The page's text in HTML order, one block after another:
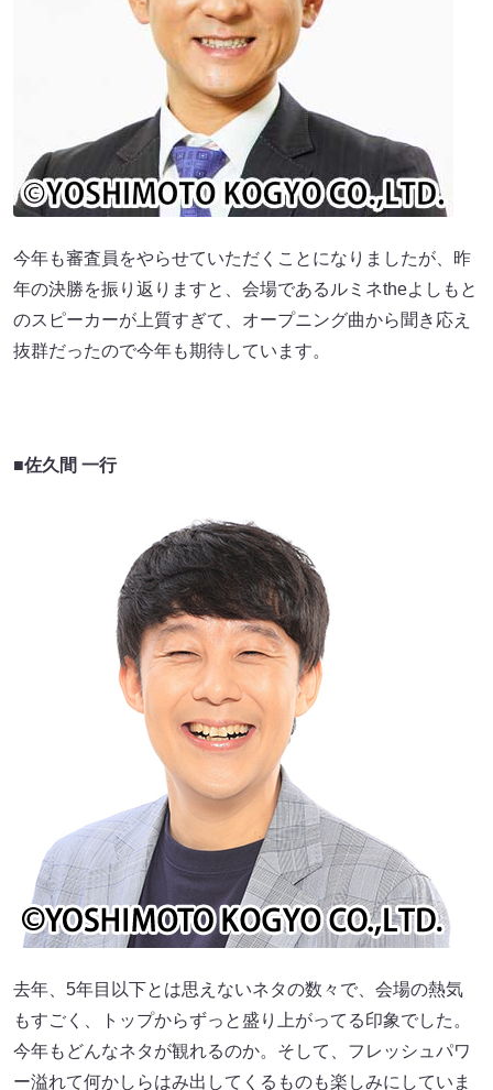
今年も審査員をやらせていただくことになりましたが、昨
年の決勝を振り返りますと、会場であるルミネtheよしもと
のスピーカーが上質すぎて、オープニング曲から聞き応え
抜群だったので今年も期待しています。
■佐久間 一行
去年、5年目以下とは思えないネタの数々で、会場の熱気
もすごく、トップからずっと盛り上がってる印象でした。
今年もどんなネタが観れるのか。そして、フレッシュパワ
ー溢れて何かしらはみ出してくるものも楽しみにしていま